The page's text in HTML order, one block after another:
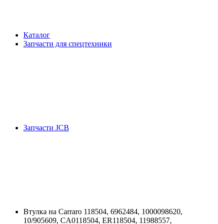
Каталог
Запчасти для спецтехники
Запчасти JCB
Втулка на Carraro 118504, 6962484, 1000098620,
10/905609, CA0118504, ER118504, 11988557,